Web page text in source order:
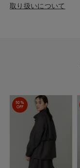
取り扱いについて
50%
OFF